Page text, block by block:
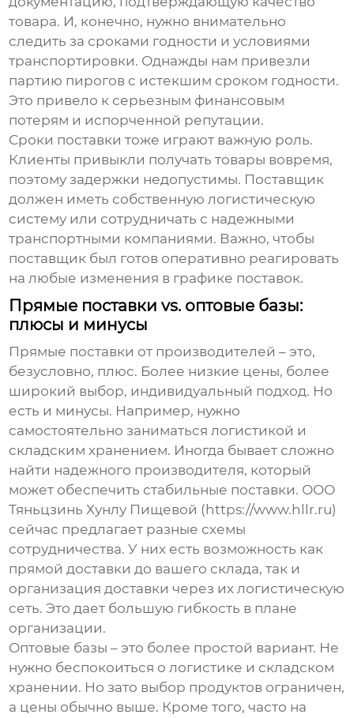
товара. И, конечно, нужно внимательно
следить за сроками годности и условиями
транспортировки. Однажды нам привезли
партию пирогов с истекшим сроком годности.
Это привело к серьезным финансовым
потерям и испорченной репутации.
Сроки поставки тоже играют важную роль.
Клиенты привыкли получать товары вовремя,
поэтому задержки недопустимы. Поставщик
должен иметь собственную логистическую
систему или сотрудничать с надежными
транспортными компаниями. Важно, чтобы
поставщик был готов оперативно реагировать
на любые изменения в графике поставок.
Прямые поставки vs. оптовые базы:
плюсы и минусы
Прямые поставки от производителей – это,
безусловно, плюс. Более низкие цены, более
широкий выбор, индивидуальный подход. Но
есть и минусы. Например, нужно
самостоятельно заниматься логистикой и
складским хранением. Иногда бывает сложно
найти надежного производителя, который
может обеспечить стабильные поставки. ООО
Тяньцзинь Хунлу Пищевой (https://www.hllr.ru)
сейчас предлагает разные схемы
сотрудничества. У них есть возможность как
прямой доставки до вашего склада, так и
организация доставки через их логистическую
сеть. Это дает большую гибкость в плане
организации.
Оптовые базы – это более простой вариант. Не
нужно беспокоиться о логистике и складском
хранении. Но зато выбор продуктов ограничен,
а цены обычно выше. Кроме того, часто на